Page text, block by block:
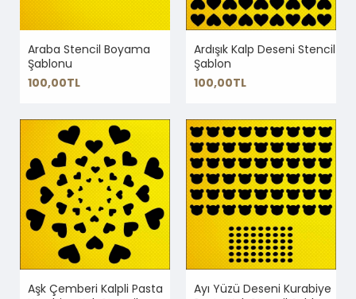
Araba Stencil Boyama
Şablonu
100,00TL
Ardışık Kalp Deseni Stencil
Şablon
100,00TL
Aşk Çemberi Kalpli Pasta
Ayı Yüzü Deseni Kurabiye